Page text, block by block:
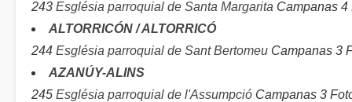
243 Església parroquial de Santa Margarita Campanas 4
ALTORRICÓN / ALTORRICÓ
244 Església parroquial de Sant Bertomeu Campanas 3
AZANÚY-ALINS
245 Església parroquial de l'Assumpció Campanas 3